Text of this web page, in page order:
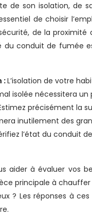
de son isolation, de
de choisir
de la proximité
conduit de fumée
:L’isolation de votre
isolée nécessitera un
précisément la
inutilement des
l’état du conduit
aider à évaluer vos
principale à
? Les réponses à